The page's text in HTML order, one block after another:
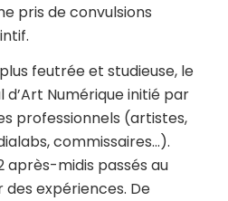
pris de convulsions
feutrée et studieuse, le
Numérique initié par
professionnels (artistes,
commissaires…).
après-midis passés au
expériences. De